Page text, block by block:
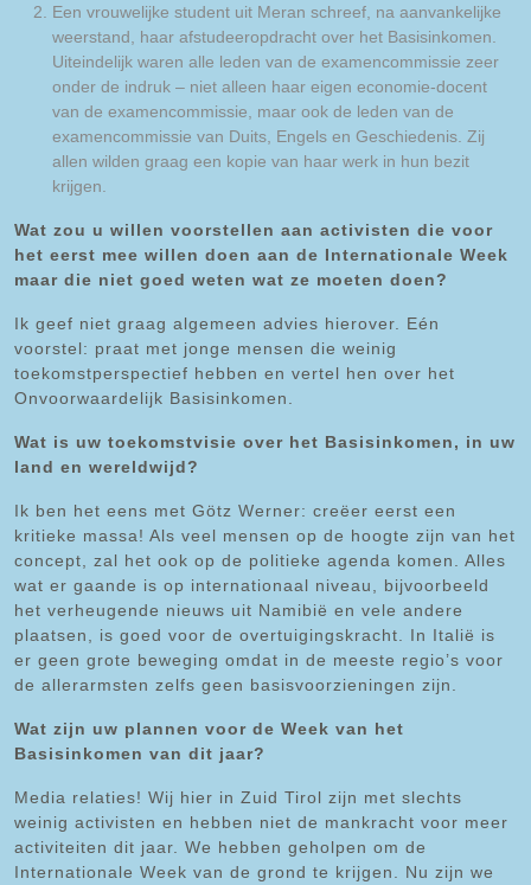
Een vrouwelijke student uit Meran schreef, na aanvankelijke
weerstand, haar afstudeeropdracht over het Basisinkomen.
Uiteindelijk waren alle leden van de examencommissie zeer
onder de indruk – niet alleen haar eigen economie-docent
van de examencommissie, maar ook de leden van de
examencommissie van Duits, Engels en Geschiedenis. Zij
allen wilden graag een kopie van haar werk in hun bezit
krijgen.
Wat zou u willen voorstellen aan activisten die voor
het eerst mee willen doen aan de Internationale Week
maar die niet goed weten wat ze moeten doen?
Ik geef niet graag algemeen advies hierover. Eén
voorstel: praat met jonge mensen die weinig
toekomstperspectief hebben en vertel hen over het
Onvoorwaardelijk Basisinkomen.
Wat is uw toekomstvisie over het Basisinkomen, in uw
land en wereldwijd?
Ik ben het eens met Götz Werner: creëer eerst een
kritieke massa! Als veel mensen op de hoogte zijn van het
concept, zal het ook op de politieke agenda komen. Alles
wat er gaande is op internationaal niveau, bijvoorbeeld
het verheugende nieuws uit Namibië en vele andere
plaatsen, is goed voor de overtuigingskracht. In Italië is
er geen grote beweging omdat in de meeste regio’s voor
de allerarmsten zelfs geen basisvoorzieningen zijn.
Wat zijn uw plannen voor de Week van het
Basisinkomen van dit jaar?
Media relaties! Wij hier in Zuid Tirol zijn met slechts
weinig activisten en hebben niet de mankracht voor meer
activiteiten dit jaar. We hebben geholpen om de
Internationale Week van de grond te krijgen. Nu zijn we